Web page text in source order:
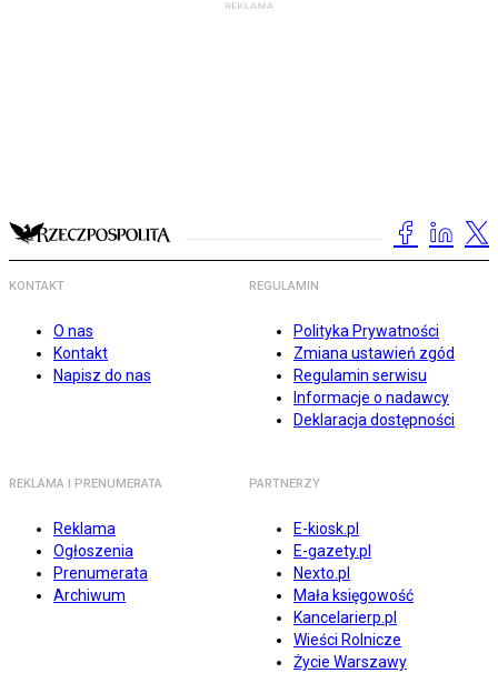
KONTAKT
O nas
Kontakt
Napisz do nas
REGULAMIN
Polityka Prywatności
Zmiana ustawień zgód
Regulamin serwisu
Informacje o nadawcy
Deklaracja dostępności
REKLAMA I PRENUMERATA
Reklama
Ogłoszenia
Prenumerata
Archiwum
PARTNERZY
E-kiosk.pl
E-gazety.pl
Nexto.pl
Mała księgowość
Kancelarierp.pl
Wieści Rolnicze
Życie Warszawy